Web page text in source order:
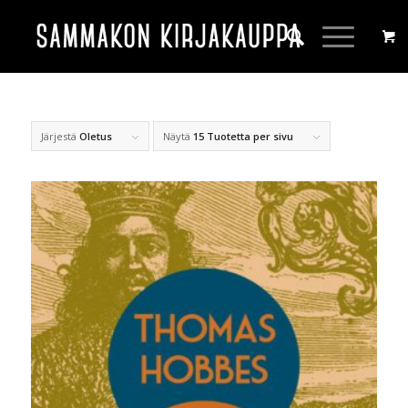
Järjestä Oletus Näytä 15 Tuotetta per sivu